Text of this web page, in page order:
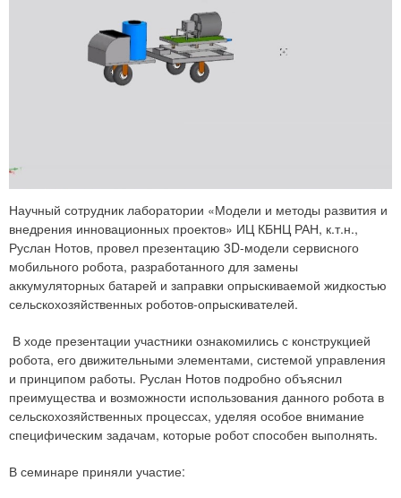
Научный сотрудник лаборатории «Модели и методы развития и
внедрения инновационных проектов» ИЦ КБНЦ РАН, к.т.н.,
Руслан Нотов, провел презентацию 3D-модели сервисного
мобильного робота, разработанного для замены
аккумуляторных батарей и заправки опрыскиваемой жидкостью
сельскохозяйственных роботов-опрыскивателей.
В ходе презентации участники ознакомились с конструкцией
робота, его движительными элементами, системой управления
и принципом работы. Руслан Нотов подробно объяснил
преимущества и возможности использования данного робота в
сельскохозяйственных процессах, уделяя особое внимание
специфическим задачам, которые робот способен выполнять.
В семинаре приняли участие: